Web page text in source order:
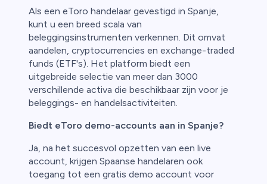
Als een eToro handelaar gevestigd in Spanje,
kunt u een breed scala van
beleggingsinstrumenten verkennen. Dit omvat
aandelen, cryptocurrencies en exchange-traded
funds (ETF's). Het platform biedt een
uitgebreide selectie van meer dan 3000
verschillende activa die beschikbaar zijn voor je
beleggings- en handelsactiviteiten.
Biedt eToro demo-accounts aan in Spanje?
Ja, na het succesvol opzetten van een live
account, krijgen Spaanse handelaren ook
toegang tot een gratis demo account voor